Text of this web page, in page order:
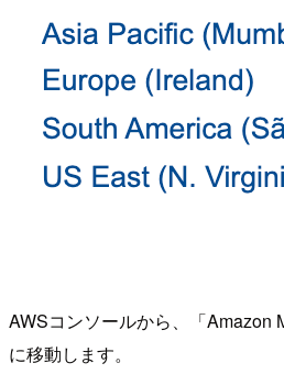
AWSコンソールから、「Amazon
に移動します。